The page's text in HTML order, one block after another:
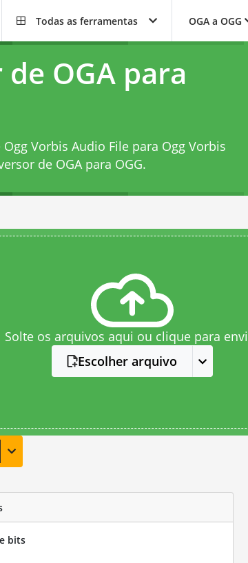
Todas as ferramentas OGA a OGG
OGA para
Vorbis Audio File para Ogg Vorbis
de OGA para OGG.
Solte os arquivos aqui ou clique para
Escolher arquivo
bits